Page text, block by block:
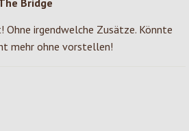
Bridge
irgendwelche Zusätze. Könnte
mehr ohne vorstellen!